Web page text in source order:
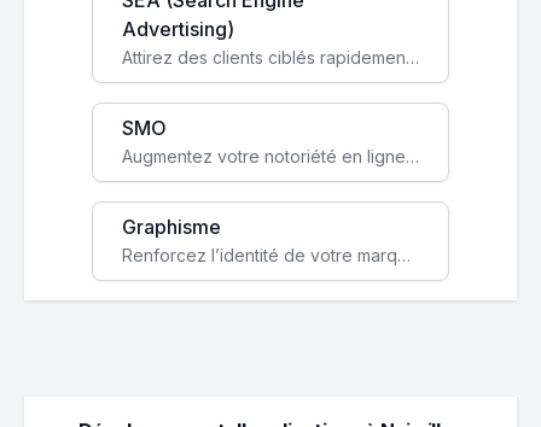
Advertising)
Attirez des clients ciblés rapidement avec des campagnes publicitaires payantes optimisées pour vos objectifs.
SMO
Augmentez votre notoriété en ligne et stimulez la croissance de votre entreprise grâce à une stratégie sociale sur mesure.
Graphisme
Renforcez l’identité de votre marque avec un design unique qui capte l’attention et engage vos clients.